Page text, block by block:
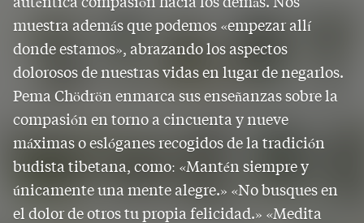
muestra además que podemos «empezar allí
donde estamos», abrazando los aspectos
dolorosos de nuestras vidas en lugar de negarlos.
Pema Chödrön enmarca sus enseñanzas sobre la
compasión en torno a cincuenta y nueve
máximas o eslóganes recogidos de la tradición
budista tibetana, como: «Mantén siempre y
únicamente una mente alegre.» «No busques en
el dolor de otros tu propia felicidad.» «Medita